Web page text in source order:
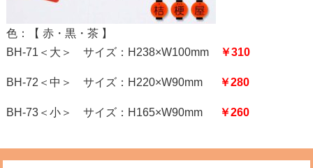
色：【 赤・黒・茶 】
BH-71＜大＞ サイズ：H238×W100mm
￥310
BH-72＜中＞ サイズ：H220×W90mm ￥280
BH-73＜小＞ サイズ：H165×W90mm ￥260